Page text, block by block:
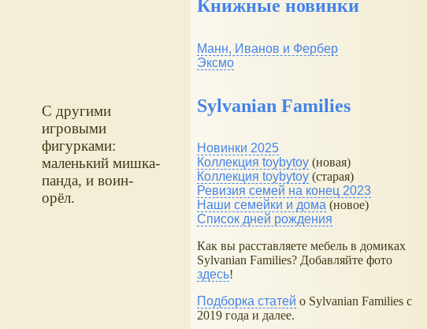
С другими
игровыми
фигурками:
маленький мишка-
панда, и воин-
орёл.
Книжные новинки
Манн, Иванов и Фербер
Эксмо
Sylvanian Families
Новинки 2025
Коллекция toybytoy (новая)
Коллекция toybytoy (старая)
Ревизия семей на конец 2023
Наши семейки и дома (новое)
Список дней рождения
Как вы расставляете мебель в домиках
Sylvanian Families? Добавляйте фото
здесь!
Подборка статей о Sylvanian Families с
2019 года и далее.